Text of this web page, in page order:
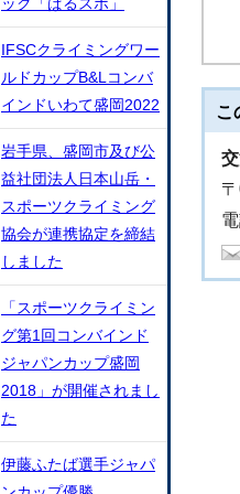
こ
IFSCクライミングワー
ルドカップB&Lコンバ
インドいわて盛岡2022
岩手県、盛岡市及び公
益社団法人日本山岳・
スポーツクライミング
協会が連携協定を締結
しました
「スポーツクライミン
グ第1回コンバインド
ジャパンカップ盛岡
2018」が開催されまし
た
伊藤ふたば選手ジャパ